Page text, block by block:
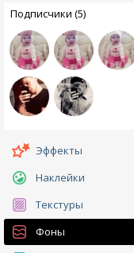
Подписчики (5)
Эффекты
Наклейки
Текстуры
Фоны